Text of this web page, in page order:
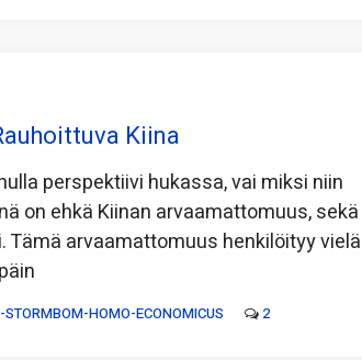
Kiina
perspektiivi hukassa, vai miksi niin
on ehkä Kiinan arvaamattomuus, sekä
arvaamattomuus henkilöityy vielä
HOMO-ECONOMICUS 2